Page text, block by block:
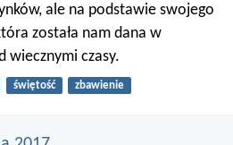
ale na podstawie swojego
została nam dana w
wiecznymi czasy.
świętość zbawienie